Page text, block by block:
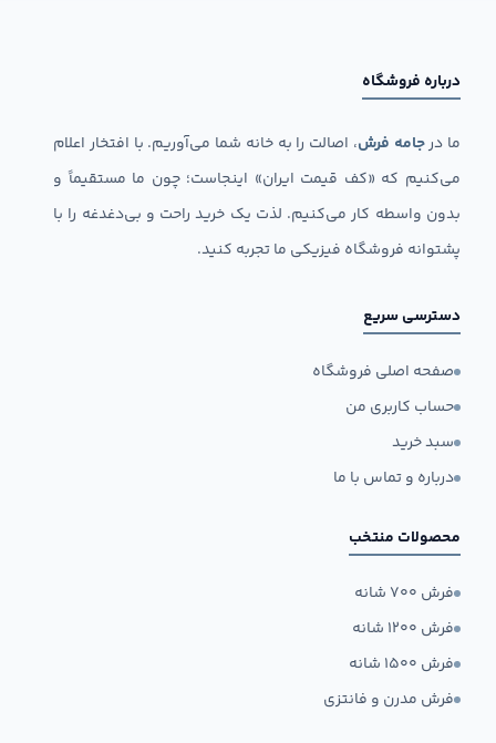
درباره فروشگاه
ما درجامه فرش، اصالت را به خانه شما می‌آوریم. با افتخار اعلام
می‌کنیم که «کف قیمت ایران» اینجاست؛ چون ما مستقیماً و
بدون واسطه کار می‌کنیم. لذت یک خرید راحت و بی‌دغدغه را با
پشتوانه فروشگاه فیزیکی ما تجربه کنید.
دسترسی سریع
صفحه اصلی فروشگاه
حساب کاربری من
سبد خرید
درباره و تماس با ما
محصولات منتخب
فرش ۷۰۰ شانه
فرش ۱۲۰۰ شانه
فرش ۱۵۰۰ شانه
فرش مدرن و فانتزی